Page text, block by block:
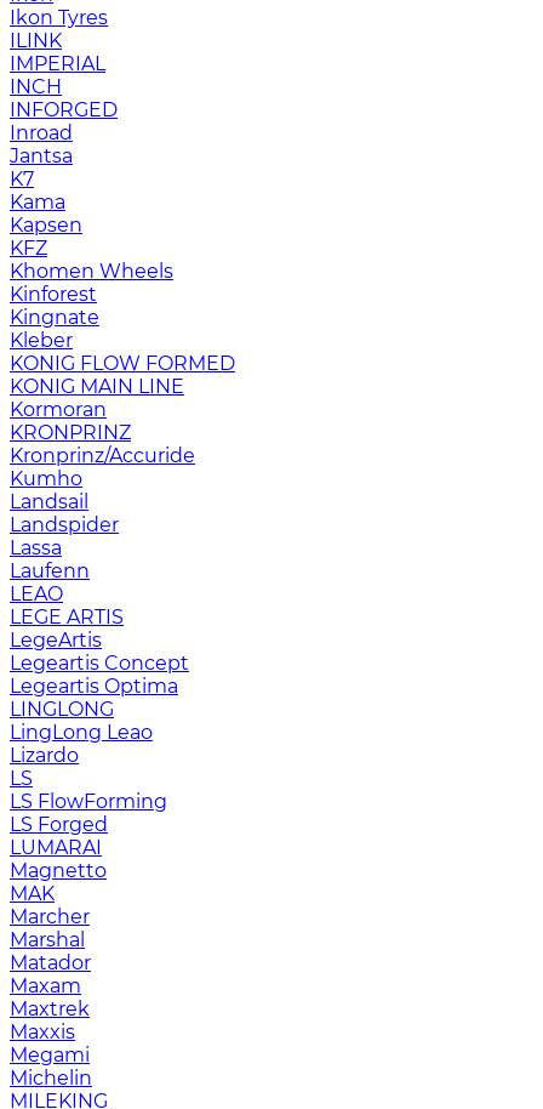
Ikon Tyres
ILINK
IMPERIAL
INCH
INFORGED
Inroad
Jantsa
K7
Kama
Kapsen
KFZ
Khomen Wheels
Kinforest
Kingnate
Kleber
KONIG FLOW FORMED
KONIG MAIN LINE
Kormoran
KRONPRINZ
Kronprinz/Accuride
Kumho
Landsail
Landspider
Lassa
Laufenn
LEAO
LEGE ARTIS
LegeArtis
Legeartis Concept
Legeartis Optima
LINGLONG
LingLong Leao
Lizardo
LS
LS FlowForming
LS Forged
LUMARAI
Magnetto
MAK
Marcher
Marshal
Matador
Maxam
Maxtrek
Maxxis
Megami
Michelin
MILEKING